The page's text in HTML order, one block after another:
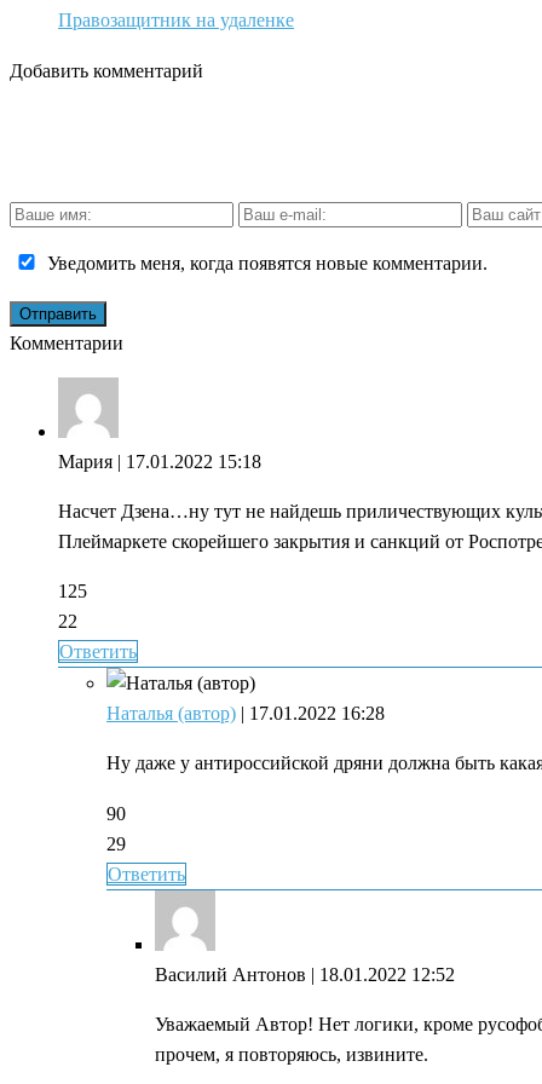
Правозащитник на удаленке
Добавить комментарий
Уведомить меня, когда появятся новые комментарии.
Комментарии
Мария | 17.01.2022 15:18
Насчет Дзена…ну тут не найдешь приличествующих
Плеймаркете скорейшего закрытия и санкций от
125
22
Ответить
Наталья (автор) | 17.01.2022 16:28
Ну даже у антироссийской дряни должна быть
90
29
Ответить
Василий Антонов | 18.01.2022 12:52
Уважаемый Автор! Нет логики, кроме
прочем, я повторяюсь, извините.